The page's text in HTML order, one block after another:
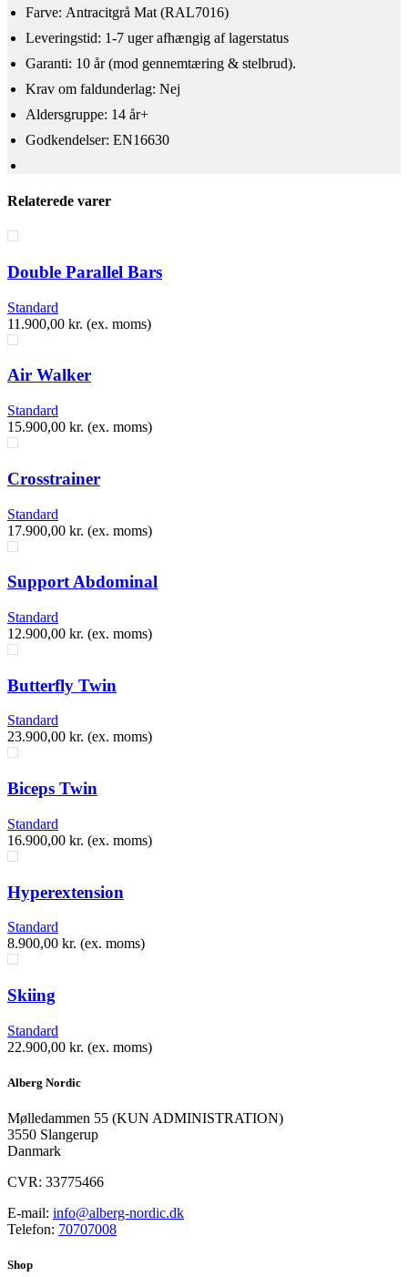
Farve: Antracitgrå Mat (RAL7016)
Leveringstid: 1-7 uger afhængig af lagerstatus
Garanti: 10 år (mod gennemtæring & stelbrud).​
Krav om faldunderlag: Nej
Aldersgruppe: 14 år+
Godkendelser: EN16630
Relaterede varer
Double Parallel Bars
Standard
11.900,00 kr. (ex. moms)
A​ir Walker
Standard
15.900,00 kr. (ex. moms)
​Crosstrainer
Standard
17.900,00 kr. (ex. moms)
​Support Abdominal
Standard
12.900,00 kr. (ex. moms)
Butterfly Twin
Standard
23.900,00 kr. (ex. moms)
Biceps Twin
Standard
16.900,00 kr. (ex. moms)
​Hyperextension
Standard
8.900,00 kr. (ex. moms)
​Skiing
Standard
22.900,00 kr. (ex. moms)
Alberg Nordic
​Mølledammen 55 (KUN ADMINISTRATION)
3550 Slangerup
Danmark
CVR: 33775466
E-mail: info@alberg-nordic.dk
Telefon: 70707008
Shop